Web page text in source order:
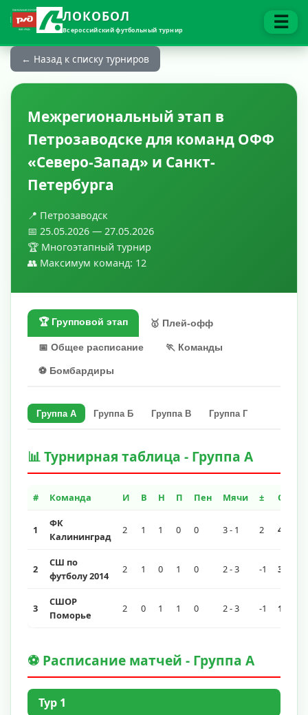
ЛОКОБОЛ
Всероссийский футбольный турнир ☰
← Назад к списку турниров
Межрегиональный этап в
Петрозаводске для команд ОФФ
«Северо-Запад» и Санкт-
Петербурга
📍 Петрозаводск
📅 25.05.2026 — 27.05.2026
🏆 Многоэтапный турнир
👥 Максимум команд: 12
🏆 Групповой этап 🥇 Плей-офф
📅 Общее расписание 🏃 Команды
⚽ Бомбардиры
Группа А Группа Б Группа В Группа Г
📊 Турнирная таблица - Группа А
# Команда И В Н П Пен Мячи ± О
1
ФК
Калининград
2 1 1 0 0 3 - 1 2 4
2
СШ по
футболу 2014
2 1 0 1 0 2 - 3 -1 3
3
СШОР
Поморье
2 0 1 1 0 2 - 3 -1 1
⚽ Расписание матчей - Группа А
Тур 1